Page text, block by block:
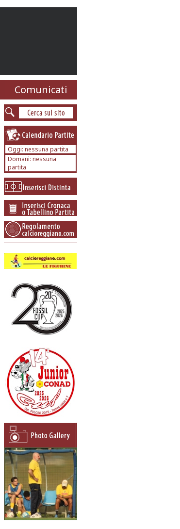
Comunicati
Oggi: nessuna partita
Domani: nessuna
partita